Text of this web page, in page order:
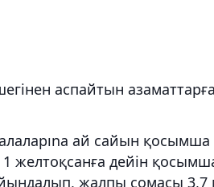
аспайтын азаматтарға
ай сайын қосымша
желтоқсанға дейін
жалпы сомасы 3,7